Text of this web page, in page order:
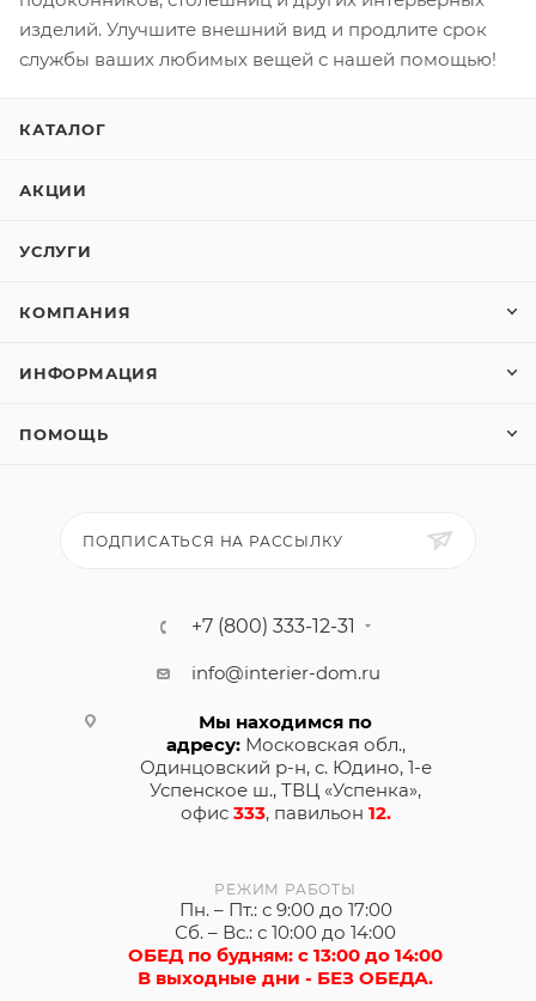
изделий. Улучшите внешний вид и продлите срок
службы ваших любимых вещей с нашей помощью!
КАТАЛОГ
АКЦИИ
УСЛУГИ
КОМПАНИЯ
ИНФОРМАЦИЯ
ПОМОЩЬ
ПОДПИСАТЬСЯ НА РАССЫЛКУ
+7 (800) 333-12-31
info@interier-dom.ru
Мы находимся по
адресу:Московская обл.,
Одинцовский р-н, с. Юдино, 1-е
Успенское ш., ТВЦ «Успенка»,
офис 333, павильон 12.
РЕЖИМ РАБОТЫ
Пн. – Пт.: с 9:00 до 17:00
Сб. – Вс.: с 10:00 до 14:00
ОБЕД по будням: с 13:00 до 14:00
В выходные дни - БЕЗ ОБЕДА.